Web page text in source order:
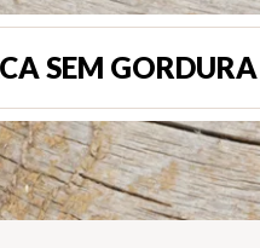
SEM GORDURA